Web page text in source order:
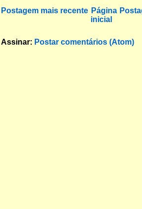
Postagem mais recente Página
inicial
Assinar: Postar comentários (Atom)